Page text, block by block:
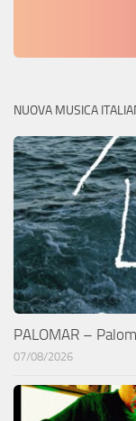
NUOVA MUSICA
PALOMAR –
07/08/2026